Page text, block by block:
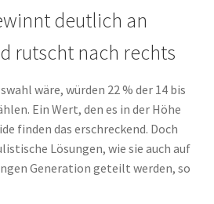
deutlich an
rutscht nach rechts
wäre, würden 22 % der 14 bis
Ein Wert, den es in der Höhe
finden das erschreckend. Doch
Lösungen, wie sie auch auf
Generation geteilt werden, so